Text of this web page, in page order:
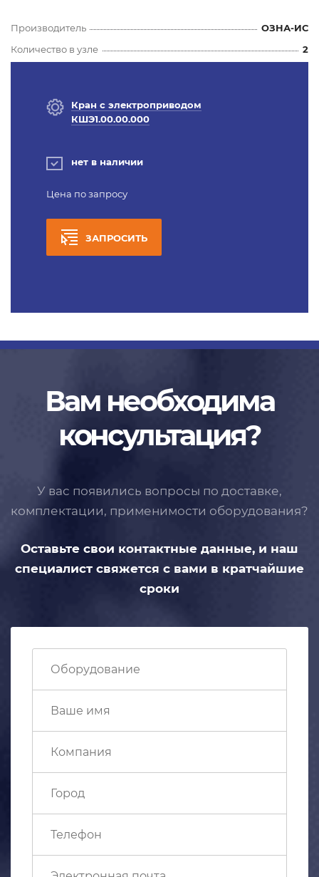
Производитель
ОЗНА-ИС
Количество в узле
2
Кран с электроприводом
КШЭ1.00.00.000
нет в наличии
Цена по запросу
ЗАПРОСИТЬ
Вам необходима
консультация?
У вас появились вопросы по доставке,
комплектации, применимости оборудования?
Оставьте свои контактные данные, и наш
специалист свяжется с вами в кратчайшие
сроки